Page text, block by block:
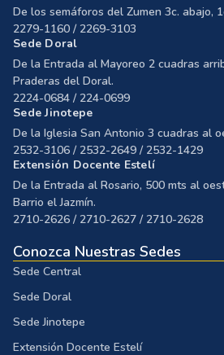
De los semáforos del Zumen 3c. abajo,
2279-1160 / 2269-3103
Sede Doral
De la Entrada al Mayoreo 2 cuadras
Praderas del Doral.
2224-0684 / 224-0699
Sede Jinotepe
De la Iglesia San Antonio 3 cuadras al
2532-3106 / 2532-2649 / 2532-1429
Extensión Docente Estelí
De la Entrada al Rosario, 500 mts al
Barrio el Jazmín.
2710-2626 / 2710-2627 / 2710-2628
Conozca Nuestras Sedes
Sede Central
Sede Doral
Sede Jinotepe
Extensión Docente Estelí